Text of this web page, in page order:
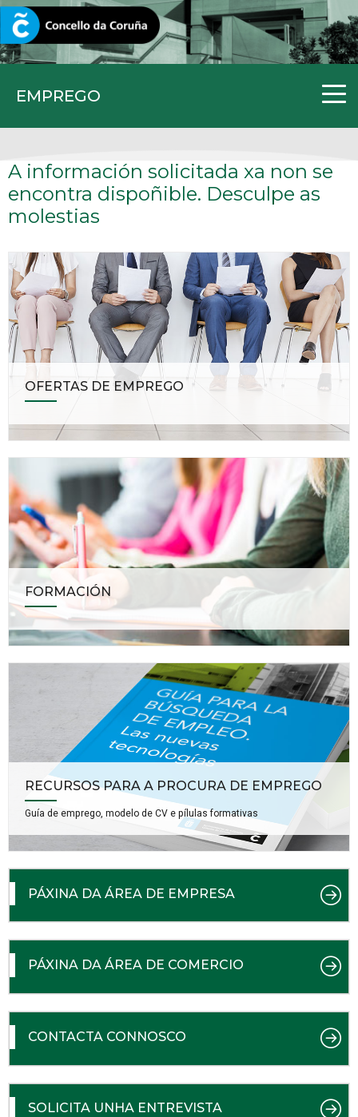
EMPREGO
CORUNA.GAL
A información solicitada xa non se
encontra dispoñible. Desculpe as
molestias
OFERTAS DE EMPREGO
FORMACIÓN
RECURSOS PARA A PROCURA DE EMPREGO
Guía de emprego, modelo de CV e pílulas formativas
PÁXINA DA ÁREA DE EMPRESA
PÁXINA DA ÁREA DE COMERCIO
CONTACTA CONNOSCO
SOLICITA UNHA ENTREVISTA